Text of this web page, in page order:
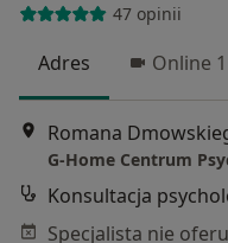
47 opinii
Adres Online 1
Romana
G-Home Centrum
Konsultacja